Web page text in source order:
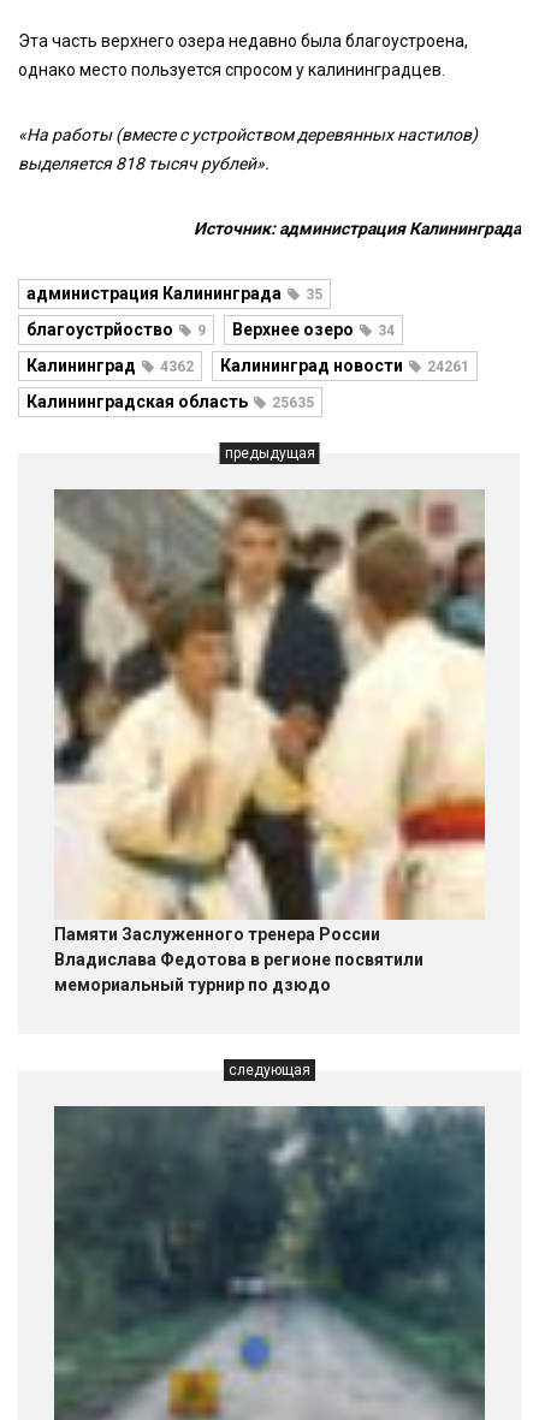
Эта часть верхнего озера недавно была благоустроена,
однако место пользуется спросом у калининградцев.
«На работы (вместе с устройством деревянных настилов)
выделяется 818 тысяч рублей».
Источник: администрация Калининграда
администрация Калининграда 35
благоустрйоство 9 Верхнее озеро 34
Калининград 4362 Калининград новости 24261
Калининградская область 25635
предыдущая
Памяти Заслуженного тренера России
Владислава Федотова в регионе посвятили
мемориальный турнир по дзюдо
следующая